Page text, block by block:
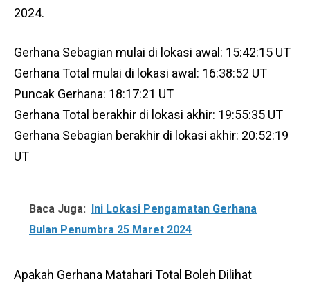
2024.
Gerhana Sebagian mulai di lokasi awal: 15:42:15 UT
Gerhana Total mulai di lokasi awal: 16:38:52 UT
Puncak Gerhana: 18:17:21 UT
Gerhana Total berakhir di lokasi akhir: 19:55:35 UT
Gerhana Sebagian berakhir di lokasi akhir: 20:52:19
UT
Baca Juga: Ini Lokasi Pengamatan Gerhana
Bulan Penumbra 25 Maret 2024
Apakah Gerhana Matahari Total Boleh Dilihat